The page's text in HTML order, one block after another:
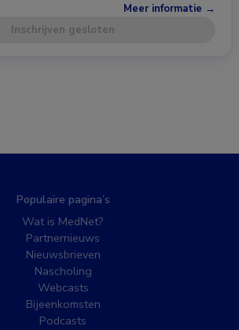
Meer informatie →
Inschrijven gesloten
Populaire pagina’s
Wat is MedNet?
Partnernieuws
Nieuwsbrieven
Nascholing
Webcasts
Bijeenkomsten
Podcasts